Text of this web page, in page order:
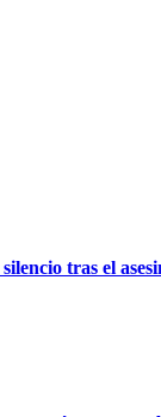
tras el